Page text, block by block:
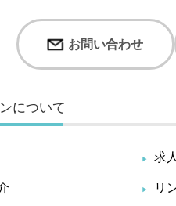
お問い合わせ
について
求
リ